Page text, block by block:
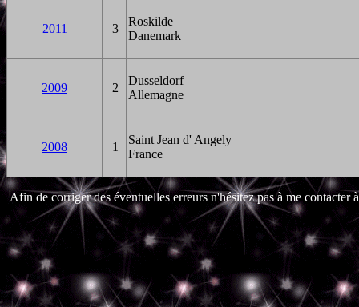
2011 3
Roskilde
Danemark
2009 2
Dusseldorf
Allemagne
2008 1
Saint Jean d' Angely
France
Afin de corriger des éventuelles erreurs n'hésitez pas à me contacter